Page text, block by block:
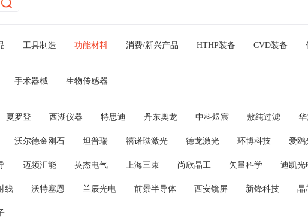
工具制造 功能材料 消费/新兴产品 HTHP装备 CVD装备
手术器械 生物传感器
夏罗登 西湖仪器 特思迪 丹东奥龙 中科煜宸 敖纯过滤
沃尔德金刚石 坦普瑞 禧诺琺激光 德龙激光 环博科技 爱鸥
迈频汇能 英杰电气 上海三束 尚欣晶工 矢量科学 迪凯光
线 沃特塞恩 兰辰光电 前景半导体 西安镜屏 新锋科技 晶